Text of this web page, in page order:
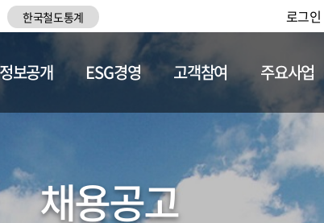
한국철도통계 로그인
채용정보
정보공개 ESG경영 고객참여 주요사업
채용공고